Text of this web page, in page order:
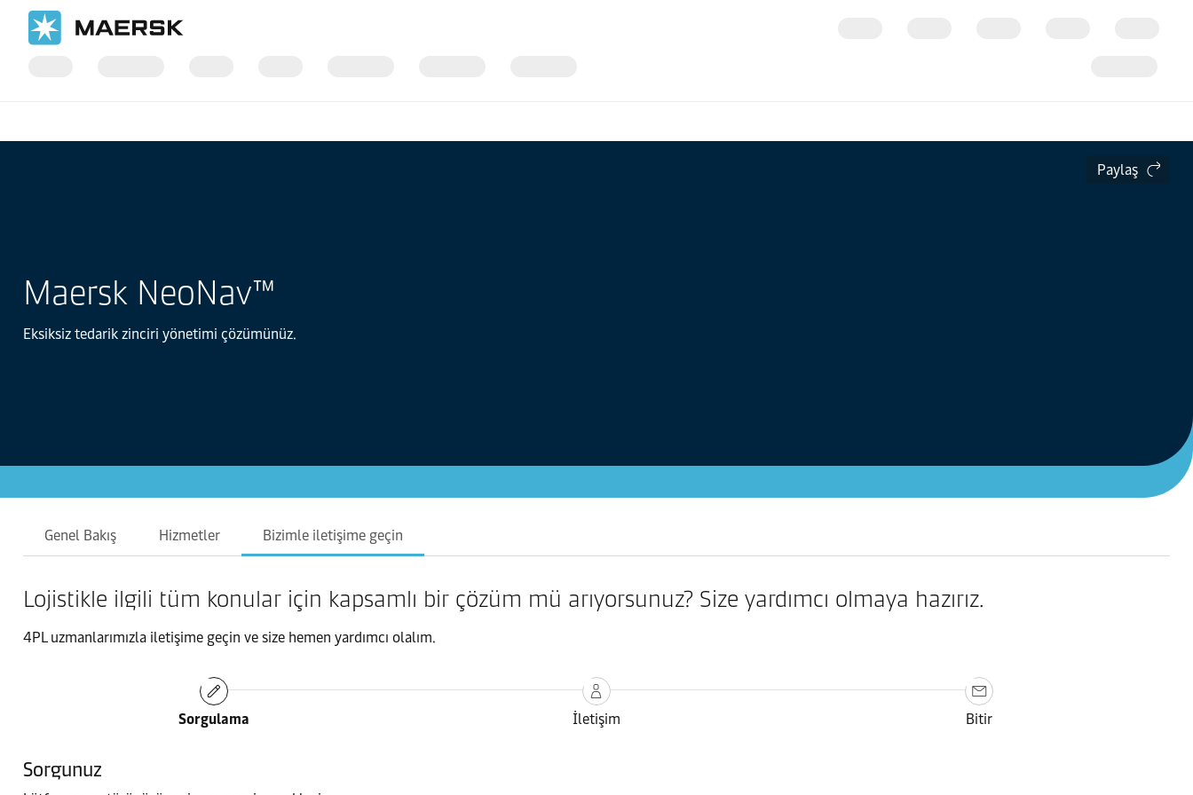
Paylaş
Maersk NeoNav™
Eksiksiz tedarik zinciri yönetimi çözümünüz.
Genel Bakış Hizmetler Bizimle iletişime geçin
Lojistikle ilgili tüm konular için kapsamlı bir çözüm mü arıyorsunuz? Size yardımcı olmaya hazırız.
4PL uzmanlarımızla iletişime geçin ve size hemen yardımcı olalım.
Sorgulama İletişim Bitir
Sorgunuz